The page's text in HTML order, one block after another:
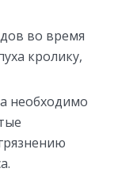
во время
кролику,
необходимо